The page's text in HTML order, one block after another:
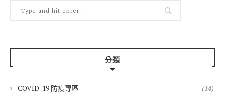
分類
COVID-19 防疫專區 (14)